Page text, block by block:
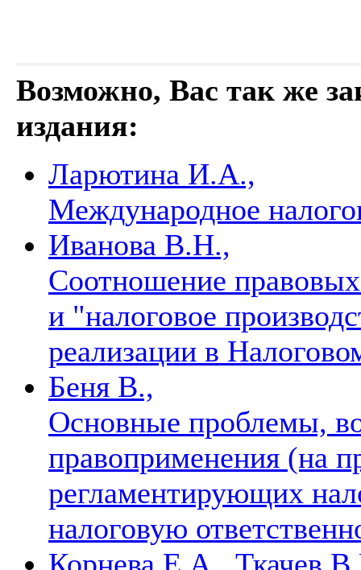
Возможно, Вас так же
издания:
Ларютина И.А.,
Международное
Иванова В.Н.,
Соотношение
и "налоговое
реализации в
Беня В.,
Основные проблемы,
правоприменения (на
регламентирующих
налоговую